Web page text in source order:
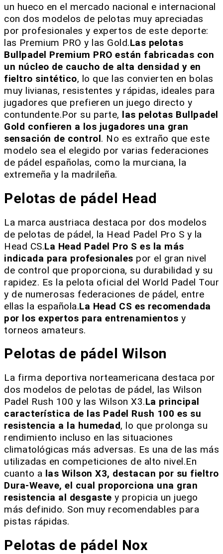
un hueco en el mercado nacional e internacional
con dos modelos de pelotas muy apreciadas
por profesionales y expertos de este deporte:
las Premium PRO y las Gold.Las pelotas
Bullpadel Premium PRO están fabricadas con
un núcleo de caucho de alta densidad y en
fieltro sintético, lo que las convierten en bolas
muy livianas, resistentes y rápidas, ideales para
jugadores que prefieren un juego directo y
contundente.Por su parte, las pelotas Bullpadel
Gold confieren a los jugadores una gran
sensación de control. No es extraño que este
modelo sea el elegido por varias federaciones
de pádel españolas, como la murciana, la
extremeña y la madrileña.
Pelotas de pádel Head
La marca austriaca destaca por dos modelos
de pelotas de pádel, la Head Padel Pro S y la
Head CS.La Head Padel Pro S es la más
indicada para profesionales por el gran nivel
de control que proporciona, su durabilidad y su
rapidez. Es la pelota oficial del World Padel Tour
y de numerosas federaciones de pádel, entre
ellas la española.La Head CS es recomendada
por los expertos para entrenamientos y
torneos amateurs.
Pelotas de pádel Wilson
La firma deportiva norteamericana destaca por
dos modelos de pelotas de pádel, las Wilson
Padel Rush 100 y las Wilson X3.La principal
característica de las Padel Rush 100 es su
resistencia a la humedad, lo que prolonga su
rendimiento incluso en las situaciones
climatológicas más adversas. Es una de las más
utilizadas en competiciones de alto nivel.En
cuanto a las Wilson X3, destacan por su fieltro
Dura-Weave, el cual proporciona una gran
resistencia al desgaste y propicia un juego
más definido. Son muy recomendables para
pistas rápidas.
Pelotas de pádel Nox